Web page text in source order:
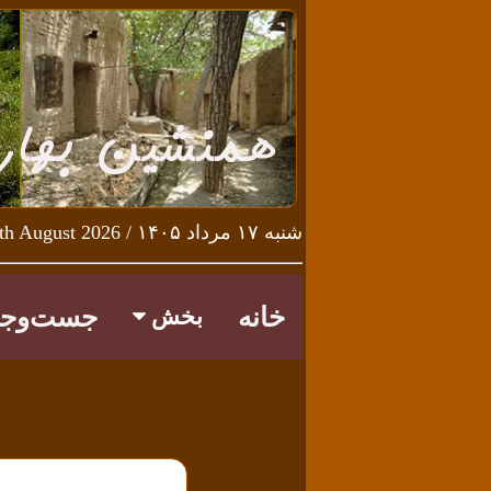
شنبه ۱۷ مرداد ۱۴۰۵ / Saturday 8th August 2026
خانه بخش